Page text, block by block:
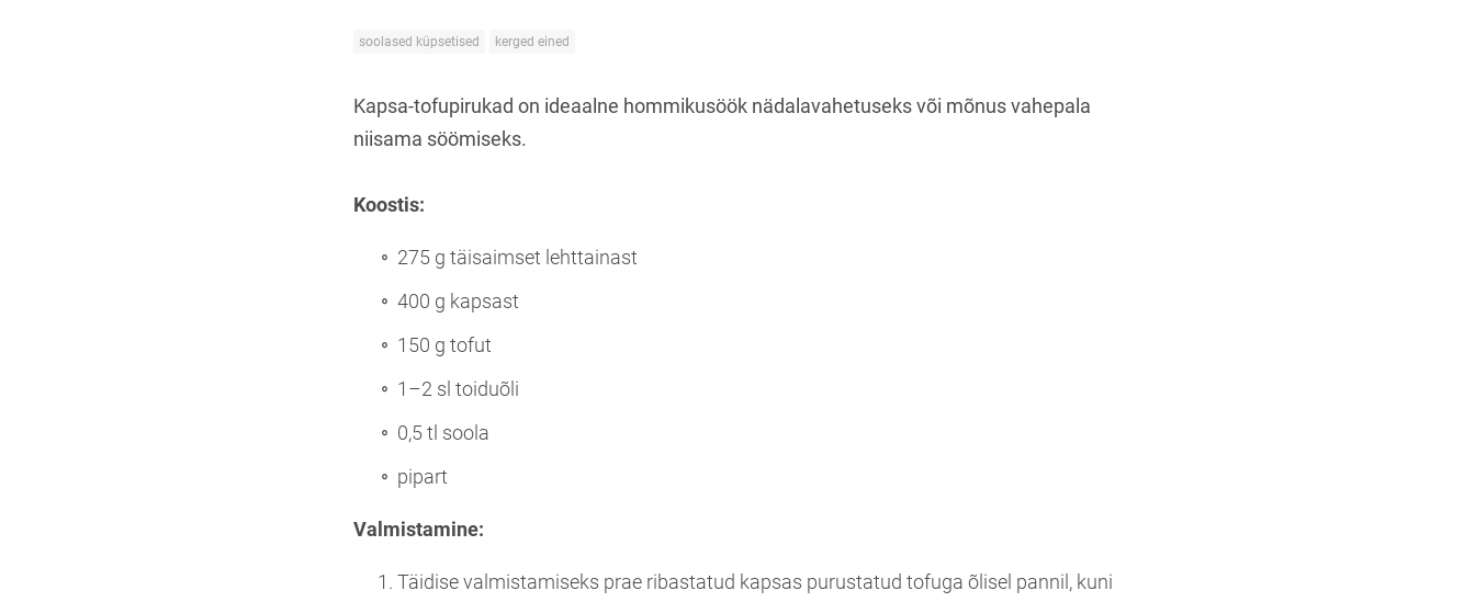
soolased küpsetised kerged eined
Kapsa-tofupirukad on ideaalne hommikusöök nädalavahetuseks või mõnus vahepala
niisama söömiseks.
Koostis:
275 g täisaimset lehttainast
400 g kapsast
150 g tofut
1–2 sl toiduõli
0,5 tl soola
pipart
Valmistamine:
Täidise valmistamiseks prae ribastatud kapsas purustatud tofuga õlisel pannil, kuni